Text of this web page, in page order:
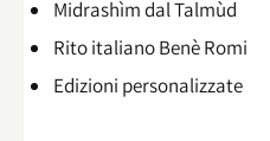
Midrashìm dal Talmùd
Rito italiano Benè Romi​
Edizioni personalizzate